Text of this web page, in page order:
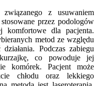
z usuwaniem
przez podologów
komfortowe dla pacjenta.
metod ze względu
Podczas zabiegu
co powoduje jej
komórek. Pacjent może
chłodu oraz lekkiego